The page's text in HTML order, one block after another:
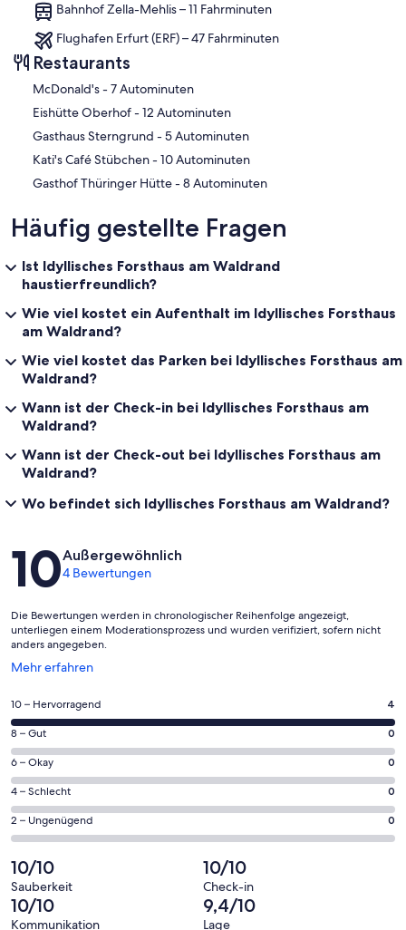
Bahnhof Zella-Mehlis – 11 Fahrminuten
Flughafen Erfurt (ERF) – 47 Fahrminuten
Restaurants
‪McDonald's - ‬7 Autominuten
‪Eishütte Oberhof - ‬12 Autominuten
‪Gasthaus Sterngrund - ‬5 Autominuten
‪Kati's Café Stübchen - ‬10 Autominuten
‪Gasthof Thüringer Hütte - ‬8 Autominuten
Häufig gestellte Fragen
Ist Idyllisches Forsthaus am Waldrand
haustierfreundlich?
Wie viel kostet ein Aufenthalt im Idyllisches Forsthaus
am Waldrand?
Wie viel kostet das Parken bei Idyllisches Forsthaus am
Waldrand?
Wann ist der Check-in bei Idyllisches Forsthaus am
Waldrand?
Wann ist der Check-out bei Idyllisches Forsthaus am
Waldrand?
Wo befindet sich Idyllisches Forsthaus am Waldrand?
Bewertungen
10Außergewöhnlich
4 Bewertungen
Die Bewertungen werden in chronologischer Reihenfolge angezeigt,
unterliegen einem Moderationsprozess und wurden verifiziert, sofern nicht
anders angegeben.
Mehr erfahren
Wird
einem
neuen
Fenster
geöffnet
4
von
insgesamt
4
Gästebewertungen
haben
eine
Bewertung
von
10
-
Hervorragend
10 – Hervorragend 4
0
von
insgesamt
4
Gästebewertungen
haben
Bewertung
von
8
-
8 – Gut 0
0
von
insgesamt
4
Gästebewertungen
haben
eine
Bewertung
von
6 – Okay 0
0
von
insgesamt
Gästebewertungen
haben
eine
Bewertung
4 – Schlecht 0
0
von
insgesamt
4
Gästebewertungen
haben
2 – Ungenügend 0
10/10
Sauberkeit
10/10
Check-in
10/10
Kommunikation
9,4/10
Lage